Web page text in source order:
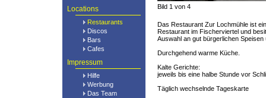
Locations
Restaurants
Discos
Bars
Cafes
Impressum
Hilfe
Werbung
Das Team
Bild 1 von 4
Das Restaurant Zur Lochmühle ist
Restaurant im Fischerviertel und
Auswahl an gut bürgerlichen
Durchgehend warme Küche.
Kalte Gerichte:
jeweils bis eine halbe Stunde vor
Täglich wechselnde Tageskarte